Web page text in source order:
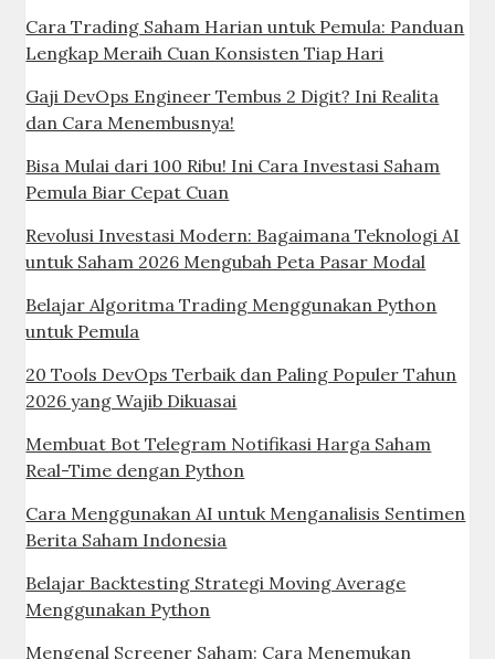
Cara Trading Saham Harian untuk Pemula: Panduan
Lengkap Meraih Cuan Konsisten Tiap Hari
Gaji DevOps Engineer Tembus 2 Digit? Ini Realita
dan Cara Menembusnya!
Bisa Mulai dari 100 Ribu! Ini Cara Investasi Saham
Pemula Biar Cepat Cuan
Revolusi Investasi Modern: Bagaimana Teknologi AI
untuk Saham 2026 Mengubah Peta Pasar Modal
Belajar Algoritma Trading Menggunakan Python
untuk Pemula
20 Tools DevOps Terbaik dan Paling Populer Tahun
2026 yang Wajib Dikuasai
Membuat Bot Telegram Notifikasi Harga Saham
Real-Time dengan Python
Cara Menggunakan AI untuk Menganalisis Sentimen
Berita Saham Indonesia
Belajar Backtesting Strategi Moving Average
Menggunakan Python
Mengenal Screener Saham: Cara Menemukan